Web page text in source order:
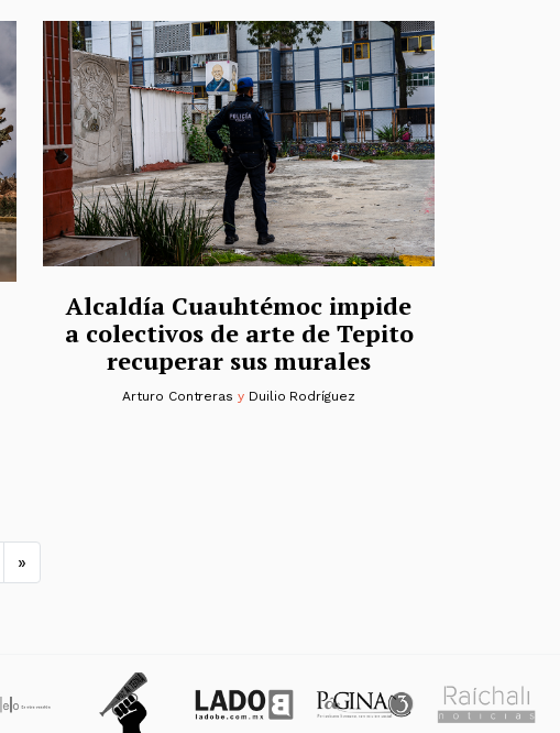
Alcaldía Cuauhtémoc impide
a colectivos de arte de Tepito
recuperar sus murales
Arturo Contreras y Duilio Rodríguez
»